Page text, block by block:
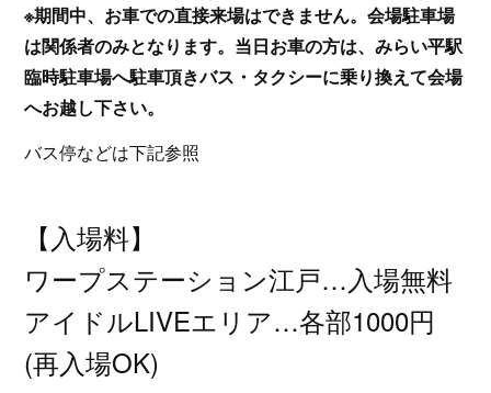
※期間中、お車での直接来場はできません。会場駐車場
は関係者のみとなります。当日お車の方は、みらい平駅
臨時駐車場へ駐車頂きバス・タクシーに乗り換えて会場
へお越し下さい。
バス停などは下記参照
【入場料】
ワープステーション江戸…入場無料
アイドルLIVEエリア…各部1000円
(再入場OK)